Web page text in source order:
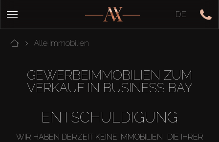
DE
Alle Immobilien
GEWERBEIMMOBILIEN ZUM
VERKAUF IN BUSINESS BAY
ENTSCHULDIGUNG
WIR HABEN DERZEIT KEINE IMMOBILIEN, DIE IHRER